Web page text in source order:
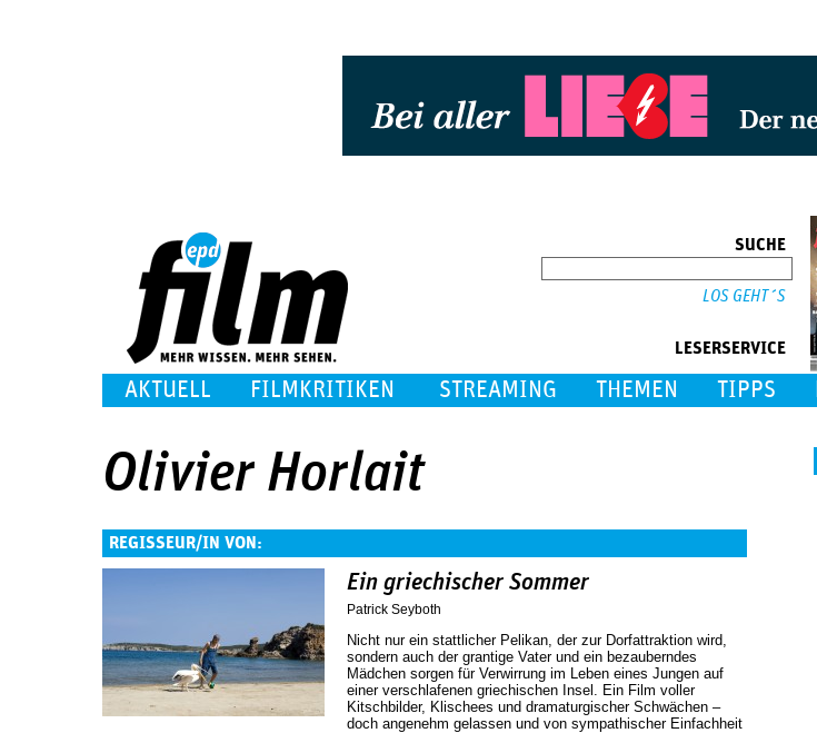
SUCHE
LESERSERVICE
AKTUELL FILMKRITIKEN STREAMING THEMEN TIPPS
Olivier Horlait
REGISSEUR/IN VON:
Ein griechischer Sommer
Patrick Seyboth
Nicht nur ein stattlicher Pelikan, der zur Dorfattraktion wird,
sondern auch der grantige Vater und ein bezauberndes
Mädchen sorgen für Verwirrung im Leben eines Jungen auf
einer verschlafenen griechischen Insel. Ein Film voller
Kitschbilder, Klischees und dramaturgischer Schwächen –
doch angenehm gelassen und von sympathischer Einfachheit